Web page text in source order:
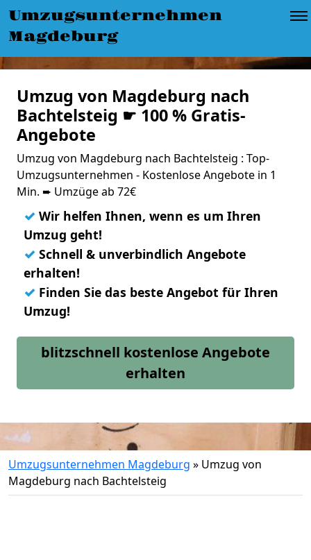
Umzugsunternehmen
Magdeburg
Umzug von Magdeburg nach
Bachtelsteig ☛ 100 % Gratis-
Angebote
Umzug von Magdeburg nach Bachtelsteig : Top-
Umzugsunternehmen - Kostenlose Angebote in 1
Min. ➨ Umzüge ab 72€
✓ Wir helfen Ihnen, wenn es um Ihren
Umzug geht!
✓ Schnell & unverbindlich Angebote
erhalten!
✓ Finden Sie das beste Angebot für Ihren
Umzug!
blitzschnell kostenlose Angebote
erhalten
Umzugsunternehmen Magdeburg » Umzug von
Magdeburg nach Bachtelsteig